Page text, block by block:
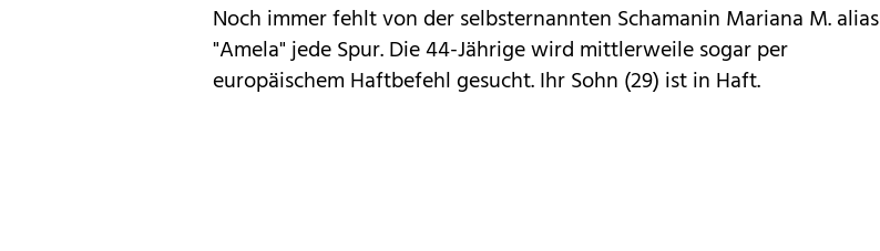
Noch immer fehlt von der selbsternannten Schamanin Mariana M. alias
"Amela" jede Spur. Die 44-Jährige wird mittlerweile sogar per
europäischem Haftbefehl gesucht. Ihr Sohn (29) ist in Haft.